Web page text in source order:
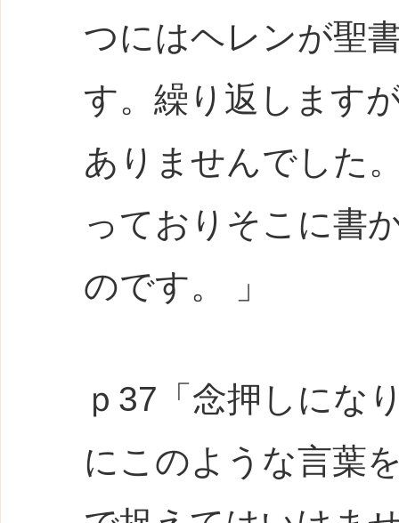
つにはヘレンが聖
す。繰り返します
ありませんでした
っておりそこに書
のです。 」
ｐ37「念押しにな
にこのような言葉